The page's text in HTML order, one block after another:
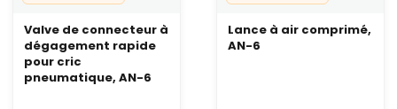
Valve de connecteur à
dégagement rapide
pour cric
pneumatique, AN-6
Lance à air comprimé,
AN-6